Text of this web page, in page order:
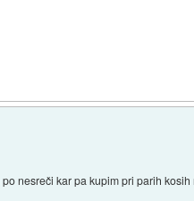
nesreči kar pa kupim pri parih kosih